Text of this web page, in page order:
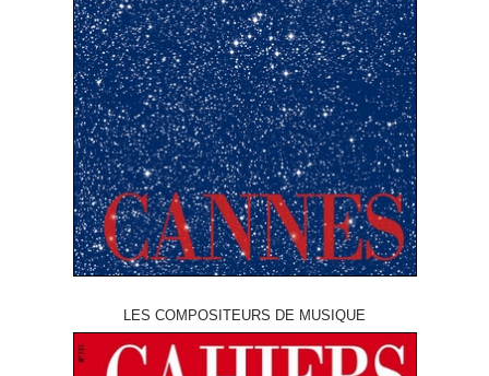
LES COMPOSITEURS DE MUSIQUE